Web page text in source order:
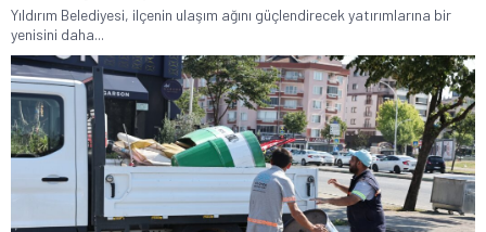
Yıldırım Belediyesi, ilçenin ulaşım ağını güçlendirecek yatırımlarına bir
yenisini daha...